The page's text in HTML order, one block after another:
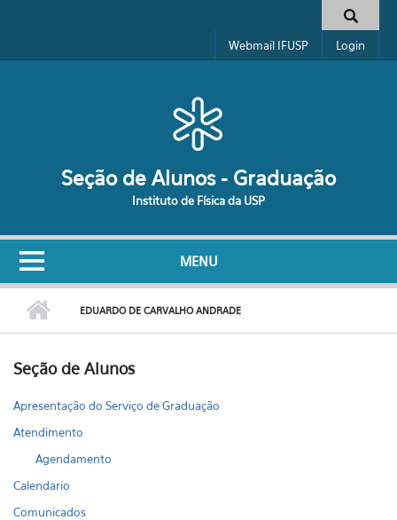
Formulário de busca
Webmail IFUSP Login
Seção de Alunos - Graduação
Instituto de Física da USP
MENU
EDUARDO DE CARVALHO ANDRADE
Seção de Alunos
Apresentação do Serviço de Graduação
Atendimento
Agendamento
Calendario
Comunicados